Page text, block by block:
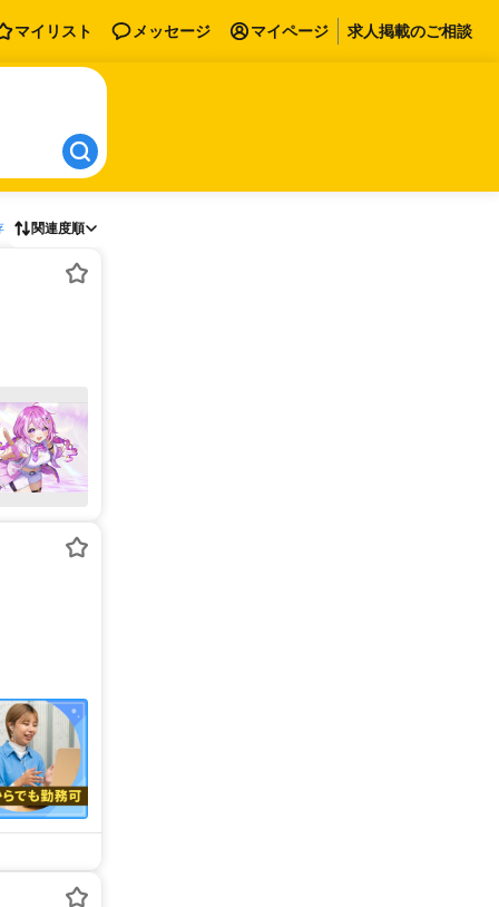
マイリスト メッセージ マイページ 求人掲載のご相談
関連度順